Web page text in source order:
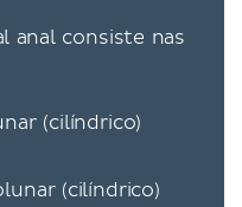
anal consiste nas
(cilíndrico)
(cilíndrico)